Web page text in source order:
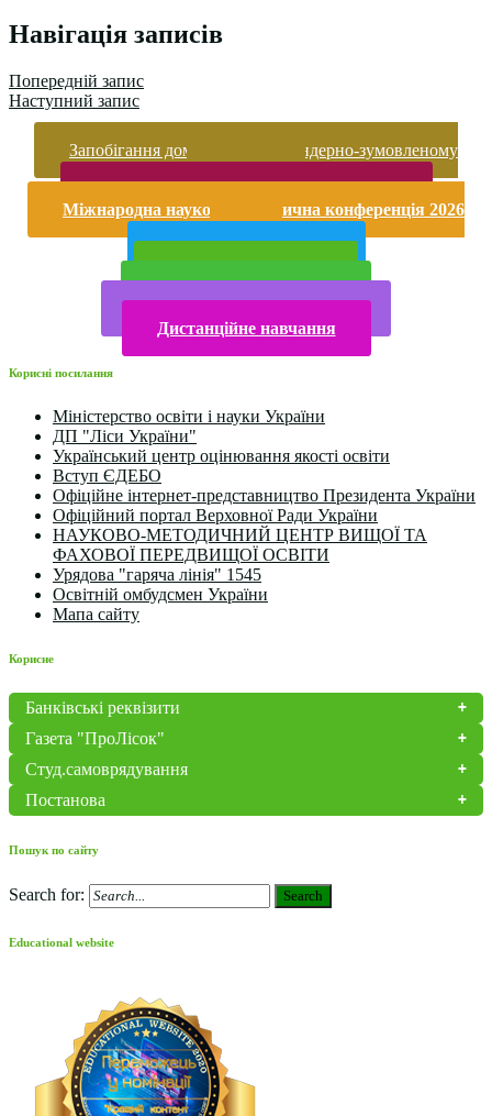
Навігація записів
Попередній запис
Наступний запис
Запобігання домашньому та гендерно-зумовленому
Міжнародна науково-практична конференція 2026
Дистанційне навчання
Корисні посилання
Міністерство освіти і науки України
ДП "Ліси України"
Український центр оцінювання якості освіти
Вступ ЄДЕБО
Офіційне інтернет-представництво Президента України
Офіційний портал Верховної Ради України
НАУКОВО-МЕТОДИЧНИЙ ЦЕНТР ВИЩОЇ ТА
ФАХОВОЇ ПЕРЕДВИЩОЇ ОСВІТИ
Урядова "гаряча лінія" 1545
Освітній омбудсмен України
Мапа сайту
Корисне
Банківські реквізити
Газета "ПроЛісок"
Студ.самоврядування
Постанова
Пошук по сайту
Search for: Search
Educational website